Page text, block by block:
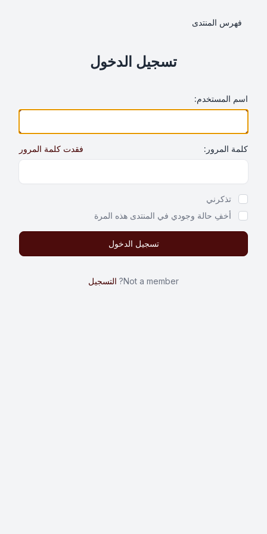
فهرس المنتدى
تسجيل الدخول
اسم المستخدم:
كلمة المرور: فقدت كلمة المرور
تذكرني
أخفِ حالة وجودي في المنتدى هذه المرة
Not a member? التسجيل